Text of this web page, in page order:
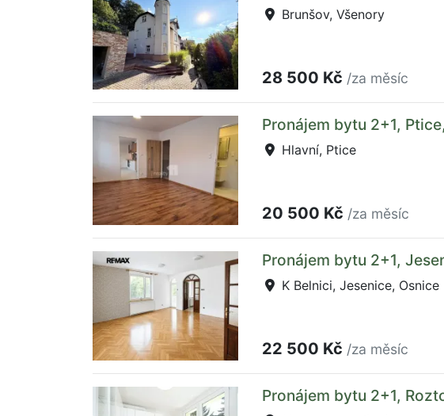
Brunšov, Všenory
28 500 Kč /za měsíc
Pronájem bytu 2+1,
Hlavní, Ptice
20 500 Kč /za měsíc
Pronájem bytu 2+1,
K Belnici, Jesenice, Osnice
22 500 Kč /za měsíc
Pronájem bytu 2+1,